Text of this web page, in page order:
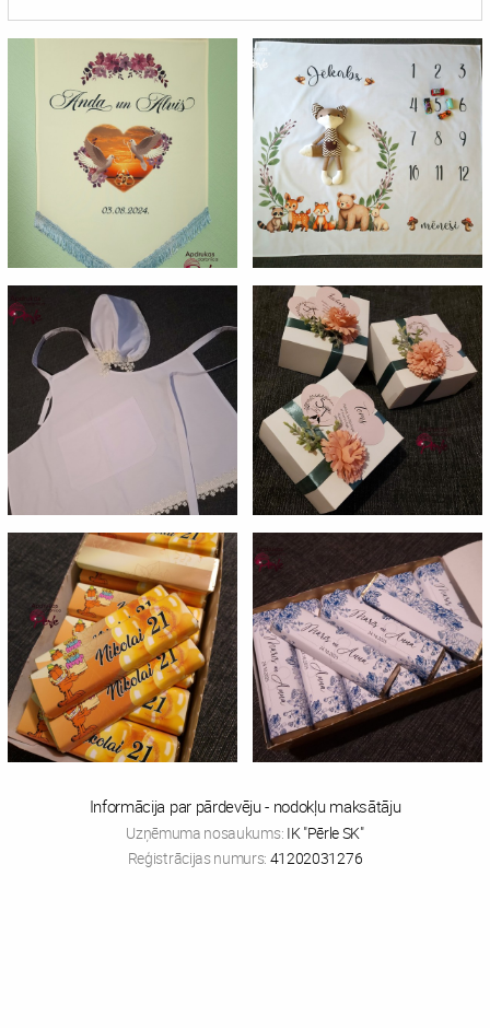
Informācija par pārdevēju - nodokļu maksātāju
Uzņēmuma nosaukums: IK "Pērle SK"
Reģistrācijas numurs: 41202031276